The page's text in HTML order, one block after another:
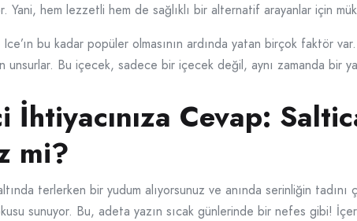
Yani, hem lezzetli hem de sağlıklı bir alternatif arayanlar için
bu kadar popüler olmasının ardında yatan birçok faktör
unsurlar. Bu içecek, sadece bir içecek değil, aynı zamanda bir
Cevap:
mi?
terlerken bir yudum alıyorsunuz ve anında serinliğin
sunuyor. Bu, adeta yazın sıcak günlerinde bir nefes gibi!